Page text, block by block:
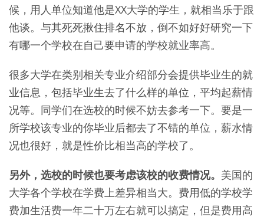
候，用人单位知道他是XX大学的学生，就相当乐于跟
他谈。与其死死揪住排名不放，倒不如好好研究一下
有哪一个学校在自己要申请的学校就业率高。
很多大学在类别相关专业介绍部分会提供毕业生的就
业信息，包括毕业生去了什么样的单位，平均起薪情
况等。同学们在选校的时候不妨去参考一下。要是一
所学校该专业的你毕业后都去了不错的单位，薪水情
况也很好，就是性价比相当高的学校了。
另外，选校的时候也要考虑该校的收费情况。 美国的
大学各个学校在学费上差异相当大。费用低的学校学
费加生活费一年二十万左右就可以搞定，但是费用高